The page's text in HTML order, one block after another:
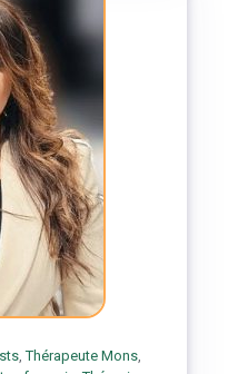
,Thérapeute Mons,